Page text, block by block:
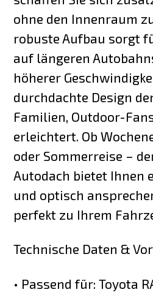
ohne den Innenraum
robuste Aufbau sorgt
auf längeren
höherer
durchdachte Design
Familien, Outdoor-
erleichtert. Ob
oder Sommerreise –
Autodach bietet Ihnen
und optisch
perfekt zu Ihrem
Technische Daten &
• Passend für: Toyota